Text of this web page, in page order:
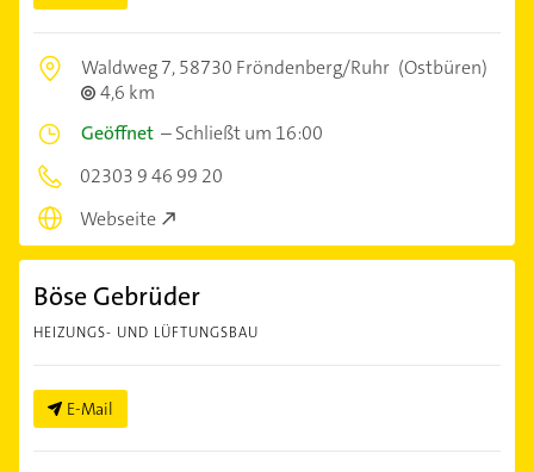
Waldweg 7,58730 Fröndenberg/Ruhr (Ostbüren)
4,6 km
Geöffnet –Schließt um 16:00
02303 9 46 99 20
Webseite
Böse Gebrüder
HEIZUNGS- UND LÜFTUNGSBAU
E-Mail